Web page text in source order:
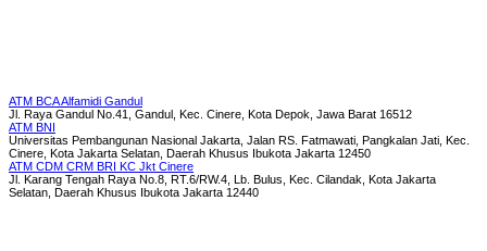
ATM BCA Alfamidi Gandul
Jl. Raya Gandul No.41, Gandul, Kec. Cinere, Kota Depok, Jawa Barat 16512
ATM BNI
Universitas Pembangunan Nasional Jakarta, Jalan RS. Fatmawati, Pangkalan Jati, Kec.
Cinere, Kota Jakarta Selatan, Daerah Khusus Ibukota Jakarta 12450
ATM CDM CRM BRI KC Jkt Cinere
Jl. Karang Tengah Raya No.8, RT.6/RW.4, Lb. Bulus, Kec. Cilandak, Kota Jakarta
Selatan, Daerah Khusus Ibukota Jakarta 12440